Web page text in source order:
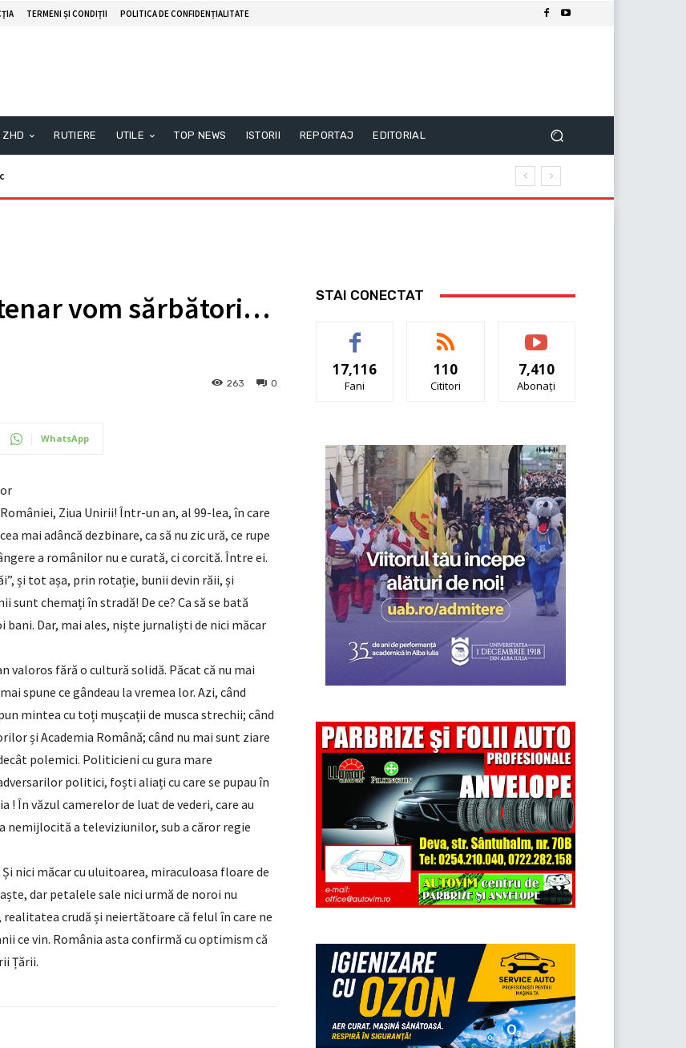
TERMENI ȘI CONDIȚII POLITICA DE CONFIDENȚIALITATE
ZHD RUTIERE UTILE TOP NEWS ISTORII REPORTAJ EDITORIAL
vom sărbători…
0
263
WhatsApp
Ziua Unirii! Într-un an, al 99-lea, în care
mai adâncă dezbinare, ca să nu zic ură, ce rupe
a românilor nu e curată, ci corcită. Între ei.
și tot așa, prin rotație, bunii devin răii, și
sunt chemați în stradă! De ce? Ca să se bată
Dar, mai ales, niște jurnaliști de nici măcar
valoros fără o cultură solidă. Păcat că nu mai
spune ce gândeau la vremea lor. Azi, când
mintea cu toți mușcații de musca strechii; când
și Academia Română; când nu mai sunt ziare
polemici. Politicieni cu gura mare
politici, foști aliați cu care se pupau în
În văzul camerelor de luat de vederi, care au
a televiziunilor, sub a căror regie
nici măcar cu uluitoarea, miraculoasa floare de
dar petalele sale nici urmă de noroi nu
crudă și neiertătoare că felul în care ne
ce vin. România asta confirmă cu optimism că
Țării.
STAI CONECTAT
17,116
Fani
110
Cititori
7,410
Abonați